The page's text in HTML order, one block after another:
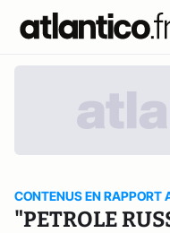
CONTENUS EN RAPPORT
"PETROLE